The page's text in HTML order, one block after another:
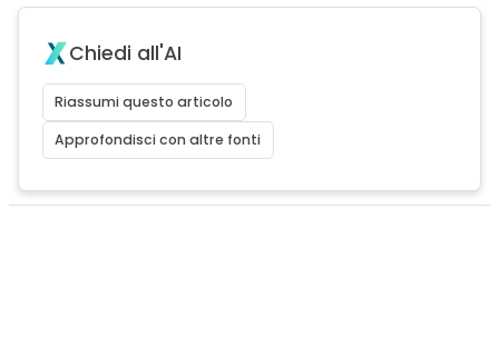
Chiedi all'AI
Riassumi questo articolo
Approfondisci con altre fonti